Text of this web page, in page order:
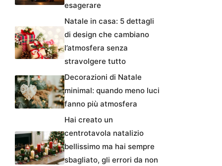
esagerare
Natale in casa: 5 dettagli
di design che cambiano
l’atmosfera senza
stravolgere tutto
Decorazioni di Natale
minimal: quando meno luci
fanno più atmosfera
Hai creato un
centrotavola natalizio
bellissimo ma hai sempre
sbagliato, gli errori da non